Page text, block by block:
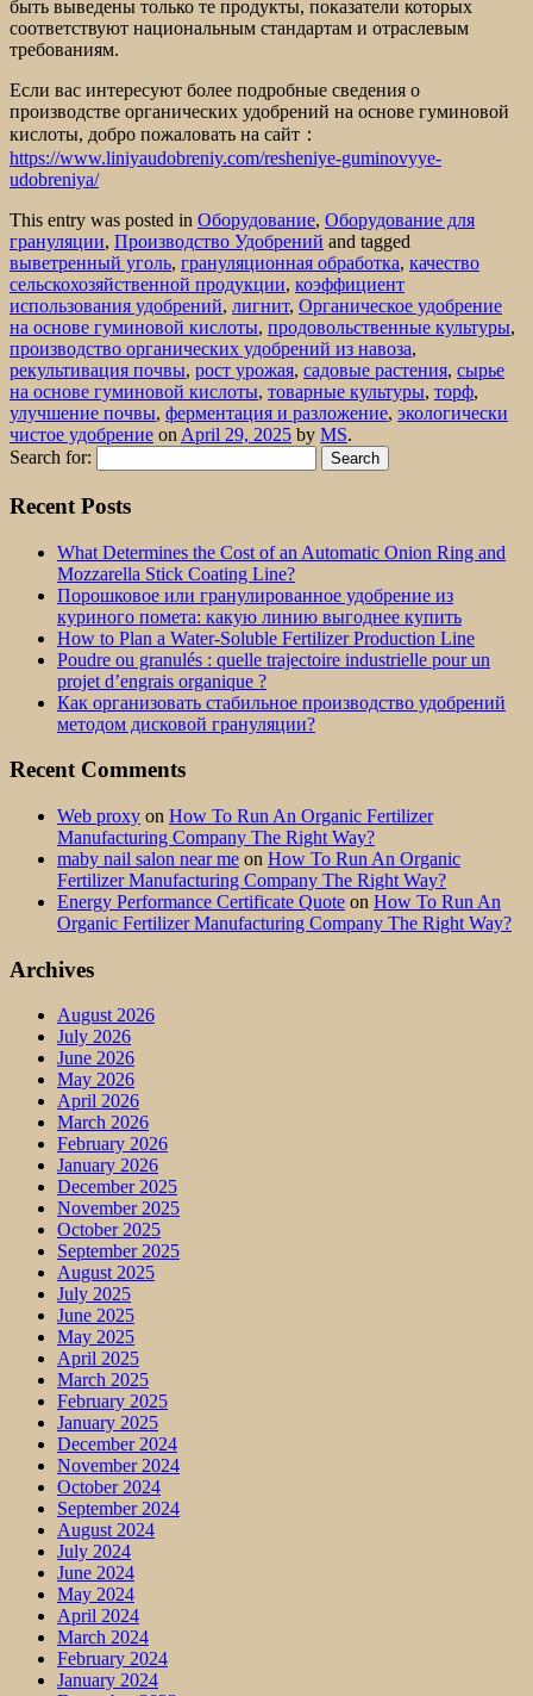
быть выведены только те продукты, показатели которых
соответствуют национальным стандартам и отраслевым
требованиям.
Если вас интересуют более подробные сведения о
производстве органических удобрений на основе гуминовой
кислоты, добро пожаловать на сайт：
https://www.liniyaudobreniy.com/resheniye-guminovyye-
udobreniya/
This entry was posted in Оборудование, Оборудование для
грануляции, Производство Удобрений and tagged
выветренный уголь, грануляционная обработка, качество
сельскохозяйственной продукции, коэффициент
использования удобрений, лигнит, Органическое удобрение
на основе гуминовой кислоты, продовольственные культуры,
производство органических удобрений из навоза,
рекультивация почвы, рост урожая, садовые растения, сырье
на основе гуминовой кислоты, товарные культуры, торф,
улучшение почвы, ферментация и разложение, экологически
чистое удобрение on April 29, 2025 by MS.
Search for:
Recent Posts
What Determines the Cost of an Automatic Onion Ring and
Mozzarella Stick Coating Line?
Порошковое или гранулированное удобрение из
куриного помета: какую линию выгоднее купить
How to Plan a Water-Soluble Fertilizer Production Line
Poudre ou granulés : quelle trajectoire industrielle pour un
projet d’engrais organique ?
Как организовать стабильное производство удобрений
методом дисковой грануляции?
Recent Comments
Web proxy on How To Run An Organic Fertilizer
Manufacturing Company The Right Way?
maby nail salon near me on How To Run An Organic
Fertilizer Manufacturing Company The Right Way?
Energy Performance Certificate Quote on How To Run An
Organic Fertilizer Manufacturing Company The Right Way?
Archives
August 2026
July 2026
June 2026
May 2026
April 2026
March 2026
February 2026
January 2026
December 2025
November 2025
October 2025
September 2025
August 2025
July 2025
June 2025
May 2025
April 2025
March 2025
February 2025
January 2025
December 2024
November 2024
October 2024
September 2024
August 2024
July 2024
June 2024
May 2024
April 2024
March 2024
February 2024
January 2024